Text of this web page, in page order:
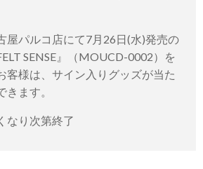
屋パルコ店にて7月26日(水)発売の
SENSE』（MOUCD-0002）を
客様は、サイン入りグッズが当た
ます。
なり次第終了